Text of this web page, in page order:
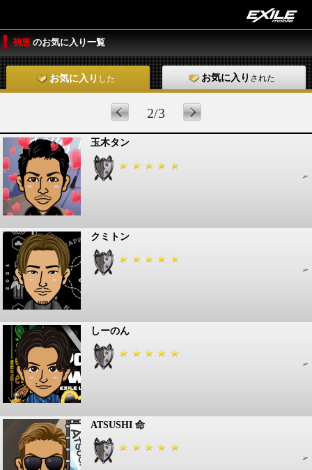
初恵 のお気に入り一覧
お気に入り した お気に入り された
2/3
玉木タン
クミトン
しーのん
ATSUSHI 命